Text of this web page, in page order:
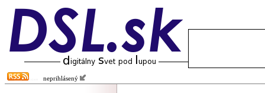
neprihlásený